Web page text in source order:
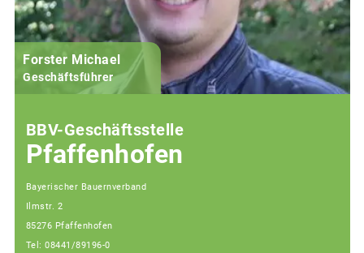
Forster Michael
Geschäftsführer
BBV-Geschäftsstelle
Pfaffenhofen
Bayerischer Bauernverband
Ilmstr. 2
85276 Pfaffenhofen
Tel: 08441/89196-0